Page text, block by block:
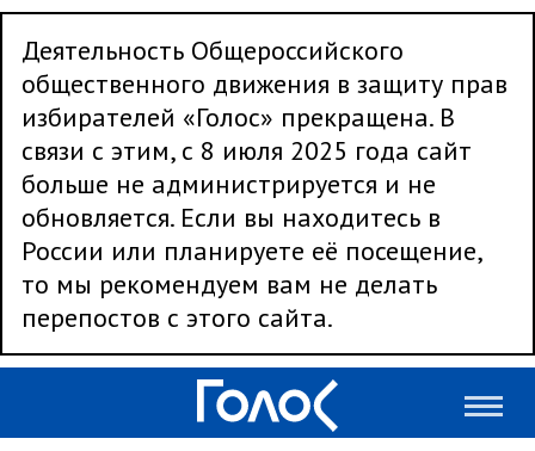
Деятельность Общероссийского
общественного движения в защиту прав
избирателей «Голос» прекращена. В
связи с этим, с 8 июля 2025 года сайт
больше не администрируется и не
обновляется. Если вы находитесь в
России или планируете её посещение,
то мы рекомендуем вам не делать
перепостов с этого сайта.